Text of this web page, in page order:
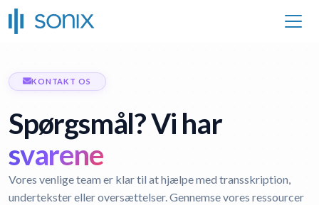
KONTAKT OS
Spørgsmål? Vi har
svarene
Vores venlige team er klar til at hjælpe med transskription,
undertekster eller oversættelser. Gennemse vores ressourcer